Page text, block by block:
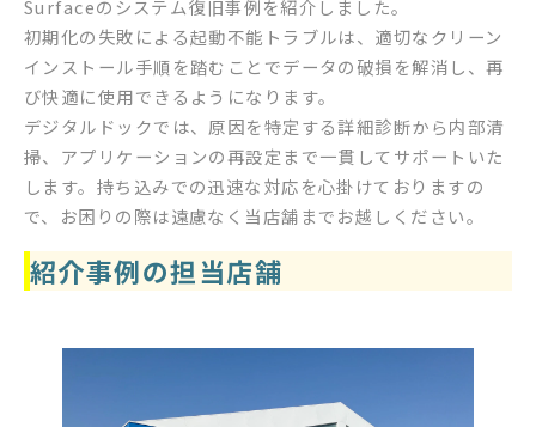
Surfaceのシステム復旧事例を紹介しました。
初期化の失敗による起動不能トラブルは、適切なクリーン
インストール手順を踏むことでデータの破損を解消し、再
び快適に使用できるようになります。
デジタルドックでは、原因を特定する詳細診断から内部清
掃、アプリケーションの再設定まで一貫してサポートいた
します。持ち込みでの迅速な対応を心掛けておりますの
で、お困りの際は遠慮なく当店舗までお越しください。
紹介事例の担当店舗